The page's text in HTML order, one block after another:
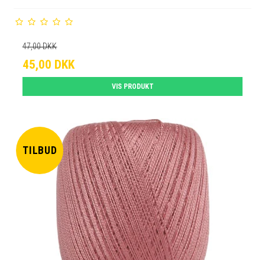
47,00 DKK
45,00 DKK
VIS PRODUKT
TILBUD